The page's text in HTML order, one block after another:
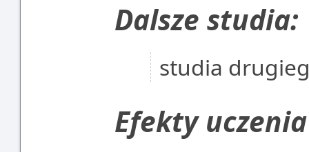
Dalsze studia:
studia
Efekty